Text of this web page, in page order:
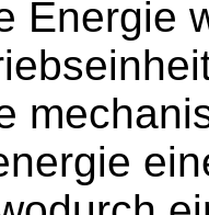
Energie